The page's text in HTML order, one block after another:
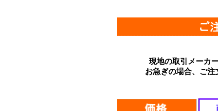
現地の取引メーカ
お急ぎの場合、ご